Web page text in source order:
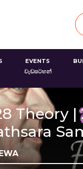
EVENTS
වැඩසටහන්
Theory